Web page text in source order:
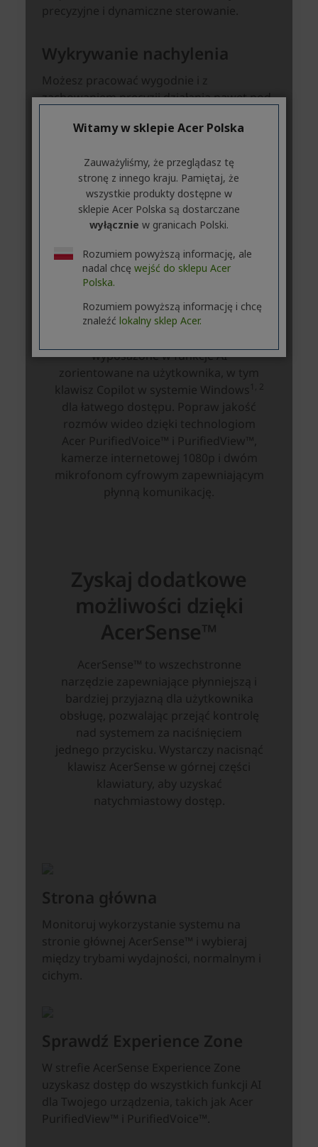
Witamy w sklepie Acer Polska
Zauważyliśmy, że przeglądasz tę
stronę z innego kraju. Pamiętaj, że
wszystkie produkty dostępne w
sklepie Acer Polska są dostarczane
wyłącznie w granicach Polski.
Rozumiem powyższą informację, ale
nadal chcę wejść do sklepu Acer
Polska.
Rozumiem powyższą informację i chcę
znaleźć lokalny sklep Acer.